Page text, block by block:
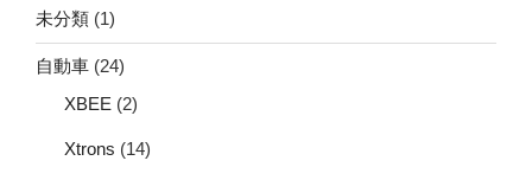
未分類 (1)
自動車 (24)
XBEE (2)
Xtrons (14)